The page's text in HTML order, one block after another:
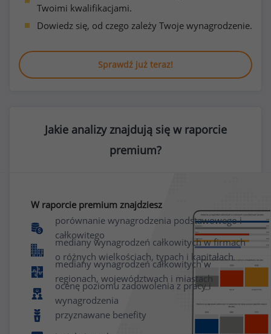
Twoimi kwalifikacjami.
Dowiedz się, od czego zależy Twoje wynagrodzenie.
Sprawdź już teraz!
Jakie analizy znajdują się w raporcie
premium?
W raporcie premium znajdziesz
porównanie wynagrodzenia podstawowego i
całkowitego
mediany wynagrodzeń całkowitych w firmach
o różnych wielkościach, typach i kapitałach
mediany wynagrodzeń całkowitych w
regionach, województwach i miastach
ocenę poziomu zadowolenia z pracy i
wynagrodzenia
przyznawane benefity